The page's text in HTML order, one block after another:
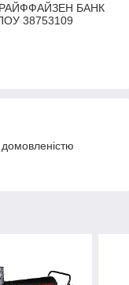
«РАЙФФАЙЗЕН БАНК
38753109